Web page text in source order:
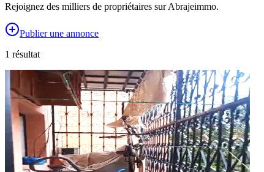
Rejoignez des milliers de propriétaires sur Abrajeimmo.
Publier une annonce
1 résultat